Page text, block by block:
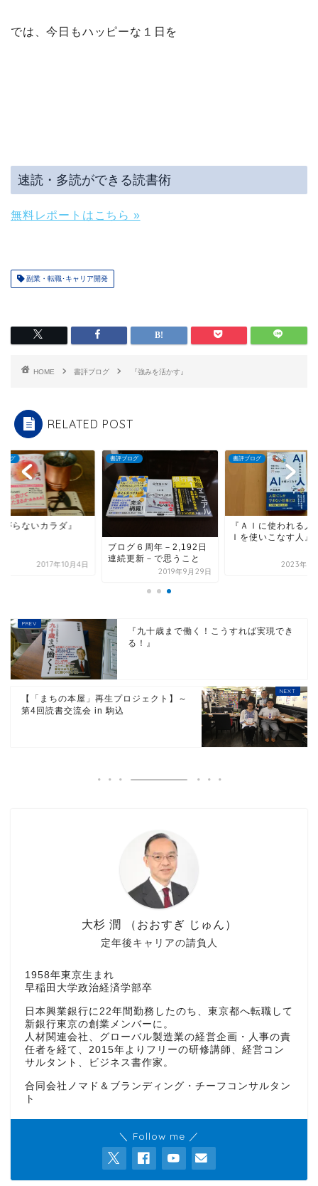
では、今日もハッピーな１日を
速読・多読ができる読書術
無料レポートはこちら »
副業・転職･キャリア開発
HOME 書評ブログ 『強みを活かす』
RELATED POST
ログ
がらないカラダ』
2017年10月4日
書評ブログ
ブログ６周年－2,192日
連続更新－で思うこと
2019年9月29日
書評ブログ
『ＡＩに使われる人
Ｉを使いこなす人』
2023年10
『九十歳まで働く！こうすれば実現でき
る！』
【「まちの本屋」再生プロジェクト】～
第4回読書交流会 in 駒込
定年後キャリアの請負人
大杉 潤 （おおすぎ じゅん）
1958年東京生まれ
早稲田大学政治経済学部卒
日本興業銀行に22年間勤務したのち、東京都へ転職して
新銀行東京の創業メンバーに。
人材関連会社、グローバル製造業の経営企画・人事の責
任者を経て、2015年よりフリーの研修講師、経営コン
サルタント、ビジネス書作家。
合同会社ノマド＆ブランディング・チーフコンサルタン
ト
＼ Follow me ／